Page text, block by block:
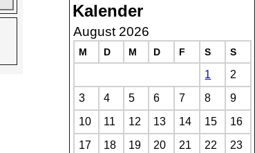
Kalender
August 2026
M D M D F S S
1
2
3
4 5 6 7 8
9
10
11 12 13 14 15
16
17
18 19 20 21 22
23